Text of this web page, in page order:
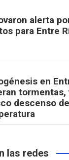
alerta
para Entre
en
tormentas,
descenso de
las redes